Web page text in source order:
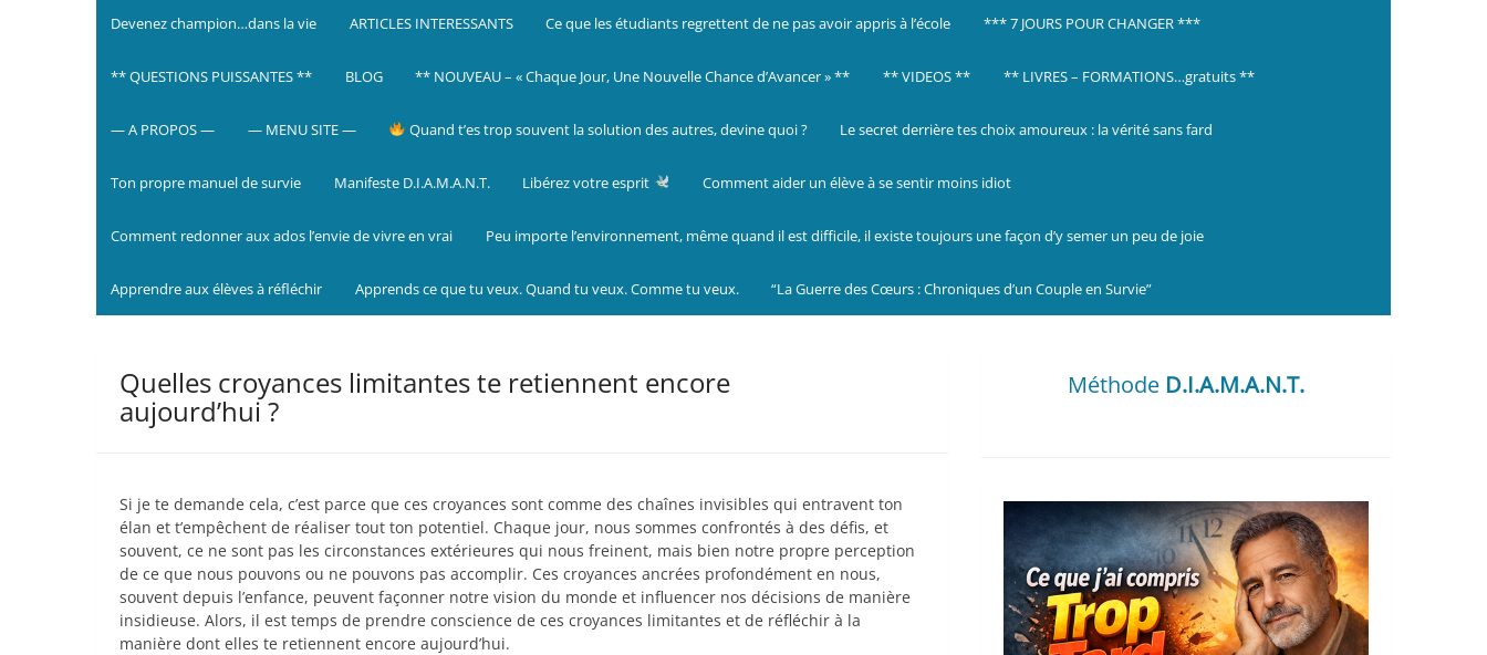
Devenez champion…dans la vie ARTICLES INTERESSANTS Ce que les étudiants regrettent de ne pas avoir appris à l’école *** 7 JOURS POUR CHANGER ***
** QUESTIONS PUISSANTES ** BLOG ** NOUVEAU – « Chaque Jour, Une Nouvelle Chance d’Avancer » ** ** VIDEOS ** ** LIVRES – FORMATIONS…gratuits **
— A PROPOS — — MENU SITE — Quand t’es trop souvent la solution des autres, devine quoi ? Le secret derrière tes choix amoureux : la vérité sans fard
Ton propre manuel de survie Manifeste D.I.A.M.A.N.T. Libérez votre esprit Comment aider un élève à se sentir moins idiot
Comment redonner aux ados l’envie de vivre en vrai Peu importe l’environnement, même quand il est difficile, il existe toujours une façon d’y semer un peu de joie
Apprendre aux élèves à réfléchir Apprends ce que tu veux. Quand tu veux. Comme tu veux. “La Guerre des Cœurs : Chroniques d’un Couple en Survie”
Quelles croyances limitantes te retiennent encore
aujourd’hui ?
Si je te demande cela, c’est parce que ces croyances sont comme des chaînes invisibles qui entravent ton
élan et t’empêchent de réaliser tout ton potentiel. Chaque jour, nous sommes confrontés à des défis, et
souvent, ce ne sont pas les circonstances extérieures qui nous freinent, mais bien notre propre perception
de ce que nous pouvons ou ne pouvons pas accomplir. Ces croyances ancrées profondément en nous,
souvent depuis l’enfance, peuvent façonner notre vision du monde et influencer nos décisions de manière
insidieuse. Alors, il est temps de prendre conscience de ces croyances limitantes et de réfléchir à la
manière dont elles te retiennent encore aujourd’hui.
Méthode D.I.A.M.A.N.T.